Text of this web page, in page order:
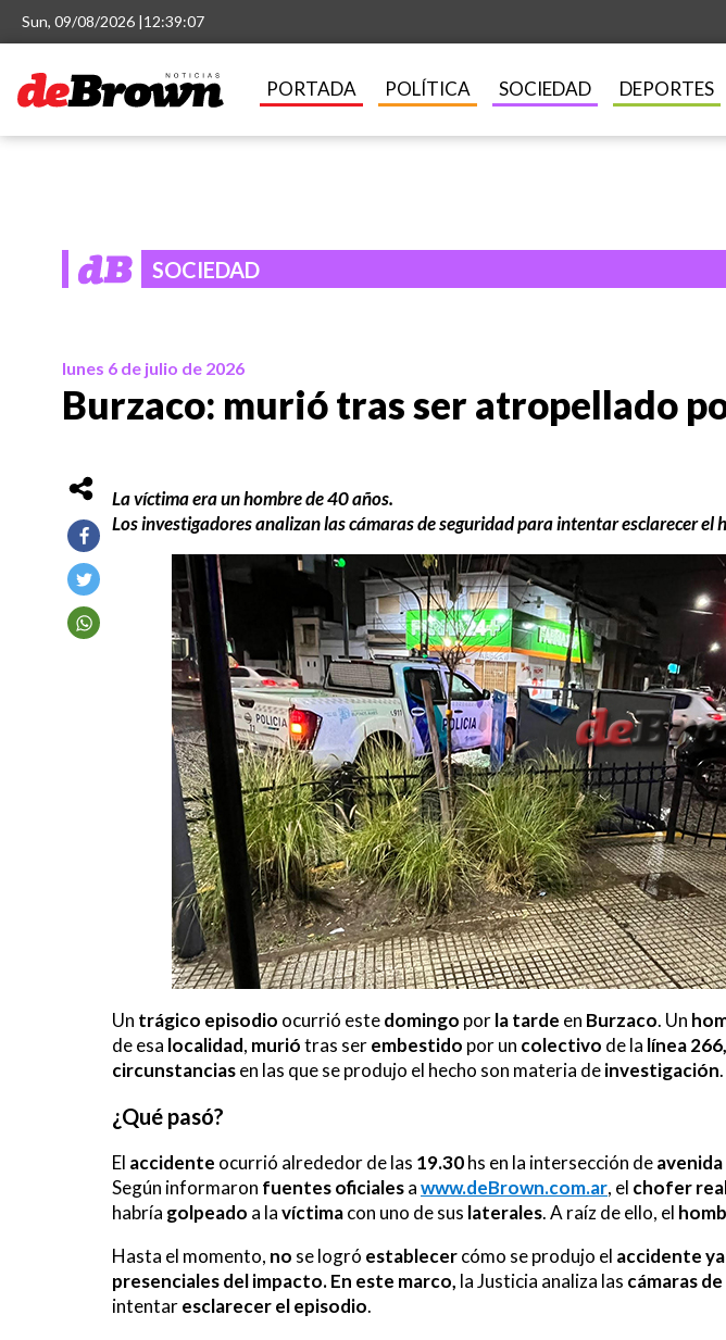
Sun, 09/08/2026 |12:39:07
PORTADA POLÍTICA SOCIEDAD DEPORTES
SOCIEDAD
lunes 6 de julio de 2026
Burzaco: murió tras ser atropellado
La víctima era un hombre de 40 años.
Los investigadores analizan las cámaras de seguridad para intentar esclarecer el
Un trágico episodio ocurrió estedomingo porlatarde en Burzaco. Un
de esa localidad, muriótras serembestido por un colectivo de la línea
circunstanciasen las que se produjo el hecho son materia deinvestigación.
¿Qué pasó?
El accidente ocurrió alrededor de las 19.30hs en la intersección de
Según informaron fuentes oficialesawww.deBrown.com.ar, el chofer
habría golpeado a lavíctimacon uno de sus laterales. A raíz de ello, el
Hasta el momento, no se logró establecercómo se produjo el accidente
presenciales del impacto. En este marco, la Justicia analiza las cámaras
intentaresclarecer el episodio.